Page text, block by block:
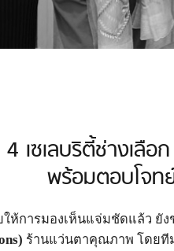
4 เซเลบริตี้ช่างเลือ
พร้อมตอบโจท
ห้การมองเห็นแจ่มชัดแล้ว ยั
ร้านแว่นตาคุณภาพ โดยที